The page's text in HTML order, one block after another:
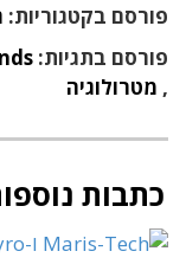
פורסם בקטגוריות:
פורסם בתגיות:
, מטרולוגיה
כתבות